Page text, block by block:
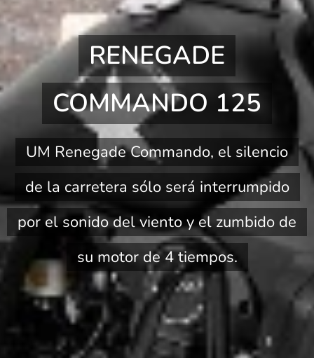
RENEGADE
COMMANDO 125
UM Renegade Commando, el silencio
de la carretera sólo será interrumpido
por el sonido del viento y el zumbido de
su motor de 4 tiempos.